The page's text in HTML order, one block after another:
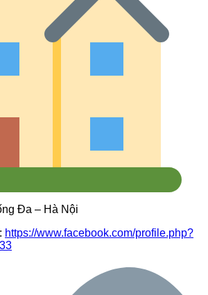
Đa – Hà Nội
https://www.facebook.com/profile.php?